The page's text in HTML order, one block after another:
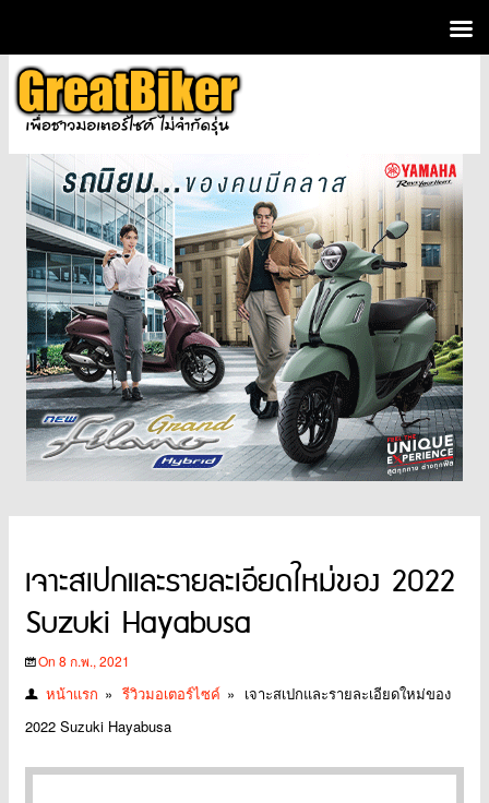
เจาะสเปกและรายละเอียดใหม่ของ 2022
Suzuki Hayabusa
On 8 ก.พ., 2021
หน้าแรก » รีวิวมอเตอร์ไซค์ » เจาะสเปกและรายละเอียดใหม่ของ
2022 Suzuki Hayabusa